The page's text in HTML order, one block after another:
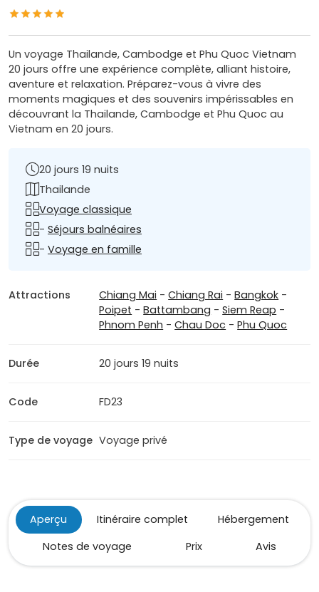
Un voyage Thailande, Cambodge et Phu Quoc Vietnam
20 jours offre une expérience complète, alliant histoire,
aventure et relaxation. Préparez-vous à vivre des
moments magiques et des souvenirs impérissables en
découvrant la Thailande, Cambodge et Phu Quoc au
Vietnam en 20 jours.
20 jours 19 nuits
Thailande
Voyage classique
- Séjours balnéaires
- Voyage en famille
Attractions Chiang Mai -Chiang Rai -Bangkok -
Poipet -Battambang -Siem Reap -
Phnom Penh -Chau Doc -Phu Quoc
Durée 20 jours 19 nuits
Code FD23
Type de voyage Voyage privé
Aperçu Itinéraire complet
Hébergement
Notes de voyage
Prix Avis